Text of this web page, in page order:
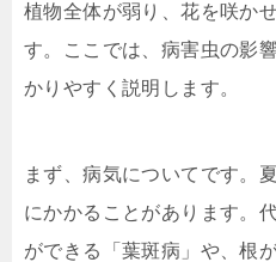
植物全体が弱り、花を咲か
す。ここでは、病害虫の影
かりやすく説明します。
まず、病気についてです。
にかかることがあります。
ができる「葉斑病」や、根